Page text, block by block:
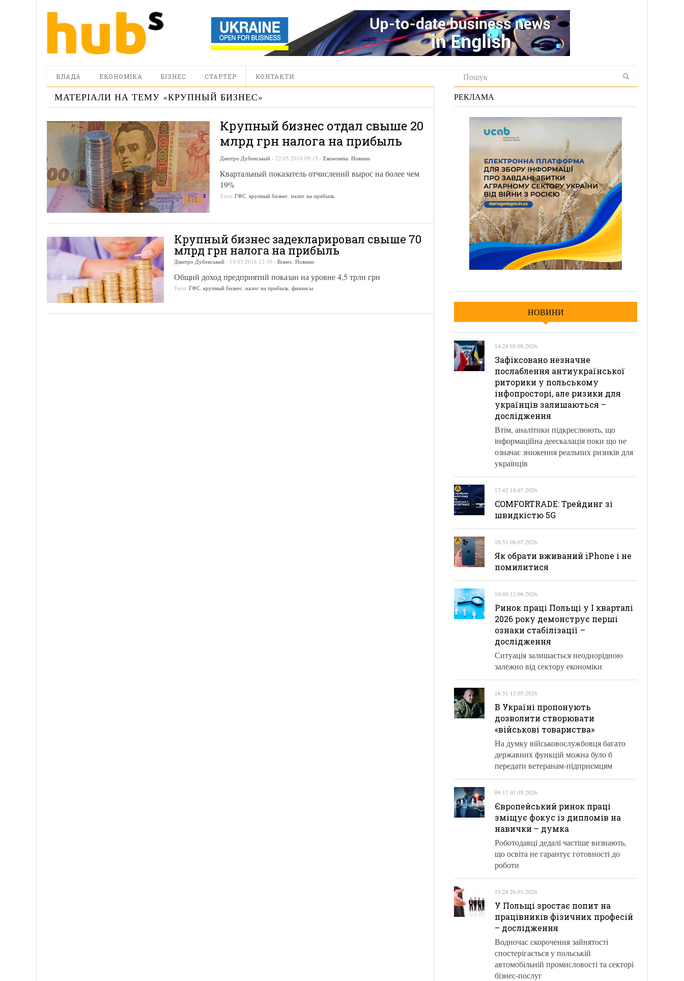
ВЛАДА ЕКОНОМІКА БІЗНЕС СТАРТЕР КОНТАКТИ
МАТЕРІАЛИ НА ТЕМУ «КРУПНЫЙ БИЗНЕС»
Крупный бизнес отдал свыше 20
млрд грн налога на прибыль
Дмитро Дубенський - 22.05.2018 09:15 - Економіка, Новини
Квартальный показатель отчислений вырос на более чем
19%
Теги: ГФС, крупный бизнес, налог на прибыль
Крупный бизнес задекларировал свыше 70
млрд грн налога на прибыль
Дмитро Дубенський - 14.03.2018 12:30 - Бізнес, Новини
Общий доход предприятий показан на уровне 4,5 трлн грн
Теги: ГФС, крупный бизнес, налог на прибыль, финансы
РЕКЛАМА
НОВИНИ
14:24 05.08.2026
Зафіксовано незначне
послаблення антиукраїнської
риторики у польському
інфопросторі, але ризики для
українців залишаються –
дослідження
Втім, аналітики підкреслюють, що
інформаційна деескалація поки що не
означає зниження реальних ризиків для
українців
17:42 14.07.2026
COMFORTRADE: Трейдинг зі
швидкістю 5G
10:51 08.07.2026
Як обрати вживаний iPhone і не
помилитися
10:40 12.06.2026
Ринок праці Польщі у І кварталі
2026 року демонструє перші
ознаки стабілізації –
дослідження
Ситуація залишається неоднорідною
залежно від сектору економіки
18:51 12.05.2026
В Україні пропонують
дозволити створювати
«військові товариства»
На думку військовослужбовця багато
державних функцій можна було б
передати ветеранам-підприємцям
09:17 01.05.2026
Європейський ринок праці
зміщує фокус із дипломів на
навички – думка
Роботодавці дедалі частіше визнають,
що освіта не гарантує готовності до
роботи
15:28 26.03.2026
У Польщі зростає попит на
працівників фізичних професій
– дослідження
Водночас скорочення зайнятості
спостерігається у польській
автомобільній промисловості та секторі
бізнес-послуг